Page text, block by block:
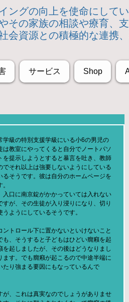
ングの向上を使命にして
その家族の相談や療育、
会資源との積極的な連携
サービス Shop
級の特別支援学級にいる小6の男児の
教室にやってくると自分でノートパソ
提示しようとすると暴言を吐き、教師
それ以上は強要しないようにしている
そうです。彼は自分のホームページを
口に南京錠がかかっていては入れない
が、その生徒が入り浸りになり、切り
ようにしているそうです。
トロール下に置かないといけないこと
、そうすると子どもはひどい癇癪を起
起しましたが、その後はどうなりまし
す。でも癇癪が起こるので中途半端に
り強まる要因にもなっているんで
、これは真実なのでしょうがありませ